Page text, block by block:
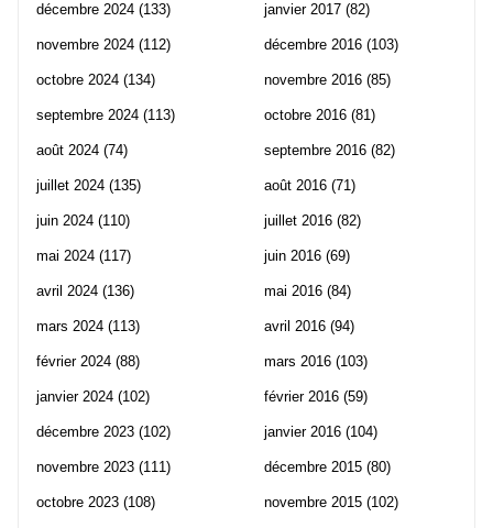
décembre 2024 (133)
novembre 2024 (112)
octobre 2024 (134)
septembre 2024 (113)
août 2024 (74)
juillet 2024 (135)
juin 2024 (110)
mai 2024 (117)
avril 2024 (136)
mars 2024 (113)
février 2024 (88)
janvier 2024 (102)
décembre 2023 (102)
novembre 2023 (111)
octobre 2023 (108)
janvier 2017 (82)
décembre 2016 (103)
novembre 2016 (85)
octobre 2016 (81)
septembre 2016 (82)
août 2016 (71)
juillet 2016 (82)
juin 2016 (69)
mai 2016 (84)
avril 2016 (94)
mars 2016 (103)
février 2016 (59)
janvier 2016 (104)
décembre 2015 (80)
novembre 2015 (102)